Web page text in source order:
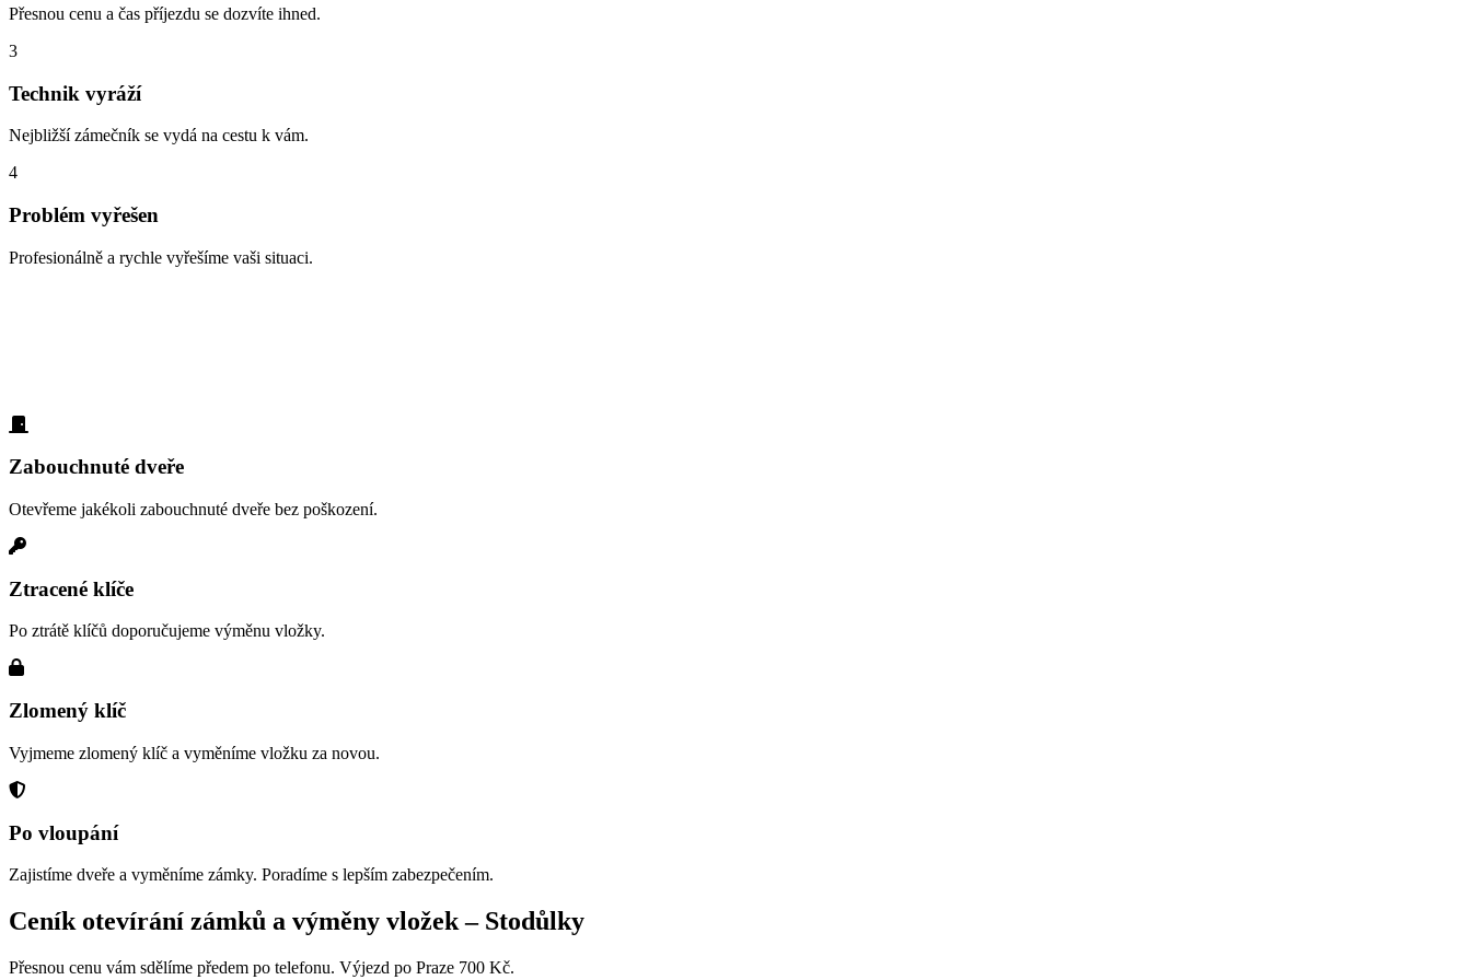
Přesnou cenu a čas příjezdu se dozvíte ihned.
3
Technik vyráží
Nejbližší zámečník se vydá na cestu k vám.
4
Problém vyřešen
Profesionálně a rychle vyřešíme vaši situaci.
Zabouchnuté dveře
Otevřeme jakékoli zabouchnuté dveře bez poškození.
Ztracené klíče
Po ztrátě klíčů doporučujeme výměnu vložky.
Zlomený klíč
Vyjmeme zlomený klíč a vyměníme vložku za novou.
Po vloupání
Zajistíme dveře a vyměníme zámky. Poradíme s lepším zabezpečením.
Ceník otevírání zámků a výměny vložek – Stodůlky
Přesnou cenu vám sdělíme předem po telefonu. Výjezd po Praze 700 Kč.